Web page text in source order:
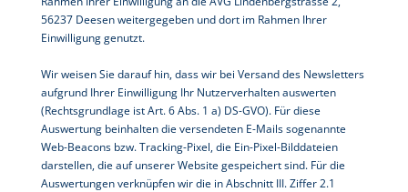
56237 Deesen weitergegeben und dort im Rahmen Ihrer
Einwilligung genutzt.
Wir weisen Sie darauf hin, dass wir bei Versand des Newsletters
aufgrund Ihrer Einwilligung Ihr Nutzerverhalten auswerten
(Rechtsgrundlage ist Art. 6 Abs. 1 a) DS-GVO). Für diese
Auswertung beinhalten die versendeten E-Mails sogenannte
Web-Beacons bzw. Tracking-Pixel, die Ein-Pixel-Bilddateien
darstellen, die auf unserer Website gespeichert sind. Für die
Auswertungen verknüpfen wir die in Abschnitt III. Ziffer 2.1